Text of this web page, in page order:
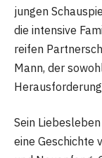
jungen
die intensive
reifen
Mann, der
Sein
eine Geschichte